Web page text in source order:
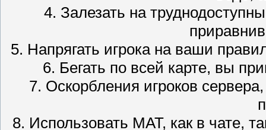
4. Залезать на
5. Напрягать игрока на ваши
6. Бегать по всей карте, вы
7. Оскорбления игроков
8. Использовать МАТ, как в чате,